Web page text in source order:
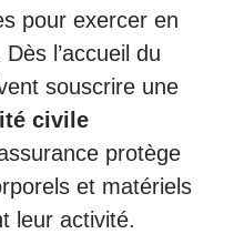
pour exercer en
l’accueil du
souscrire une
civile
protège
et matériels
leur activité.